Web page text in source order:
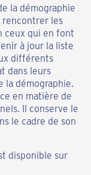
la démographie
rencontrer les
ceux qui en font
à jour la liste
différents
dans leurs
la démographie.
en matière de
Il conserve le
le cadre de son
disponible sur